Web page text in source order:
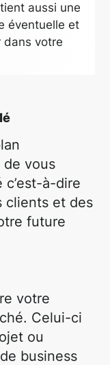
aussi une
éventuelle et
dans votre
de vous
à-dire
clients et des
future
votre
Celui-ci
ou
business